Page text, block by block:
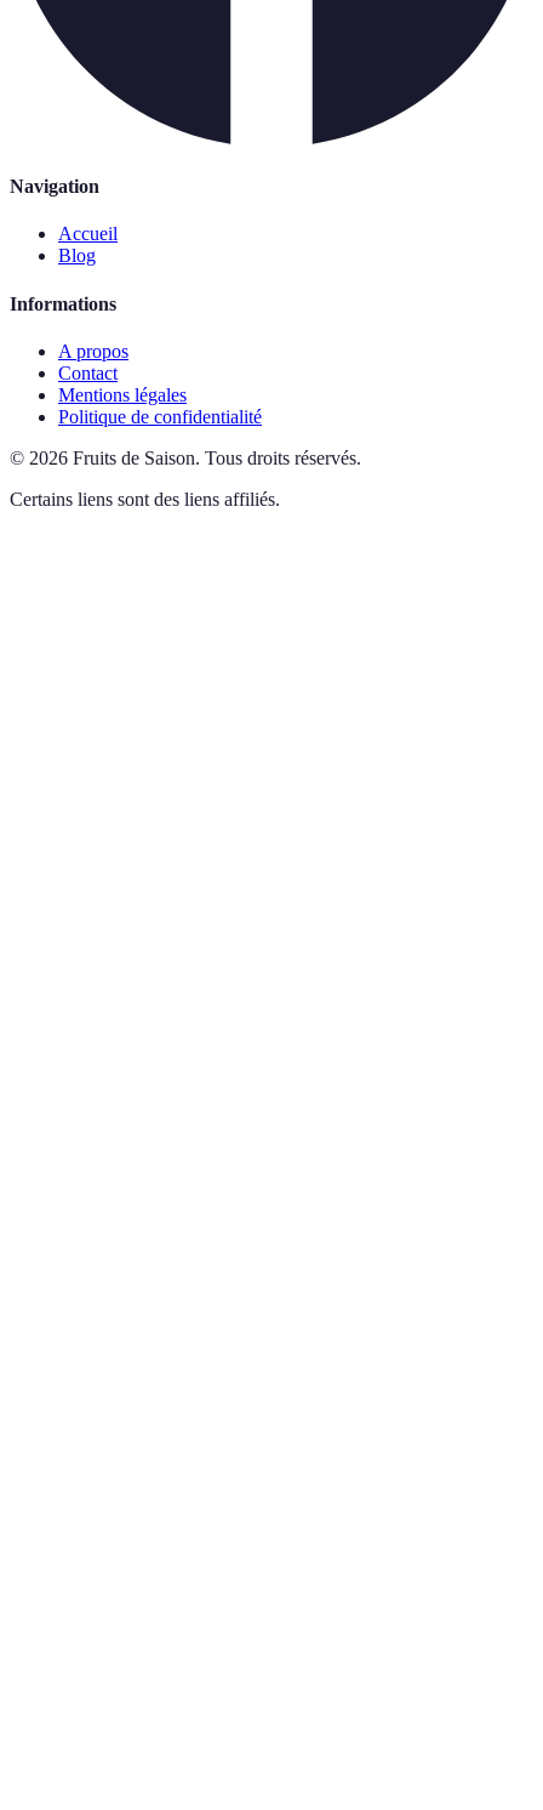
Navigation
Accueil
Blog
Informations
A propos
Contact
Mentions légales
Politique de confidentialité
© 2026 Fruits de Saison. Tous droits réservés.
Certains liens sont des liens affiliés.